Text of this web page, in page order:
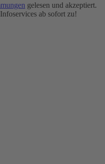
gelesen und akzeptiert.
ab sofort zu!